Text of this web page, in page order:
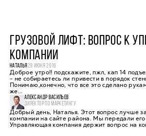
ГРУЗОВОЙ ЛИФТ: ВОПРОС К
КОМПАНИИ
НАТАЛЬЯ29 ИЮНЯ 2016
Доброе утро!! подскажите, пжл, кап 14
- не собираетесь ли привести в порядок
Понимаю,конечно, что все это сделано
же...
АЛЕКСАНДР ВАСИЛЬЕВ
ДИРЕКТОР ПО МАРКЕТИНГУ
Добрый день, Наталья. Этот вопрос лучше
компании на сайте района. Мы передали
Управляющая компания держит вопрос на